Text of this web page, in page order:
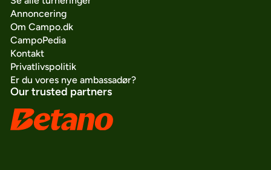
Annoncering
Om Campo.dk
CampoPedia
Kontakt
Privatlivspolitik
Er du vores nye ambassadør?
Our trusted partners